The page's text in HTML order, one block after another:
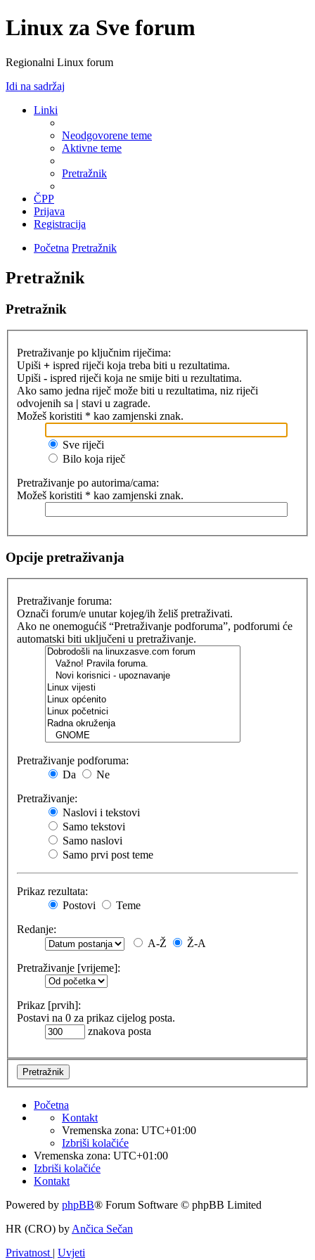
Linux za Sve forum
Regionalni Linux forum
Idi na sadržaj
Linki
Neodgovorene teme
Aktivne teme
Pretražnik
ČPP
Prijava
Registracija
Početna Pretražnik
Pretražnik
Pretražnik
Pretraživanje po ključnim riječima:
Upiši + ispred riječi koja treba biti u rezultatima.
Upiši - ispred riječi koja ne smije biti u rezultatima.
Ako samo jedna riječ može biti u rezultatima, niz riječi
odvojenih sa | stavi u zagrade.
Možeš koristiti * kao zamjenski znak.
Sve riječi
Bilo koja riječ
Pretraživanje po autorima/cama:
Možeš koristiti * kao zamjenski znak.
Opcije pretraživanja
Pretraživanje foruma:
Označi forum/e unutar kojeg/ih želiš pretraživati.
Ako ne onemogućiš “Pretraživanje podforuma”, podforumi će
automatski biti uključeni u pretraživanje.
Pretraživanje podforuma:
Da
Ne
Pretraživanje:
Naslovi i tekstovi
Samo tekstovi
Samo naslovi
Samo prvi post teme
Prikaz rezultata:
Postovi
Teme
Redanje:
A-Ž
Ž-A
Pretraživanje [vrijeme]:
Prikaz [prvih]:
Postavi na 0 za prikaz cijelog posta.
znakova posta
Početna
Kontakt
Vremenska zona: UTC+01:00
Izbriši kolačiće
Vremenska zona: UTC+01:00
Izbriši kolačiće
Kontakt
Powered by phpBB® Forum Software © phpBB Limited
HR (CRO) by Ančica Sečan
Privatnost | Uvjeti